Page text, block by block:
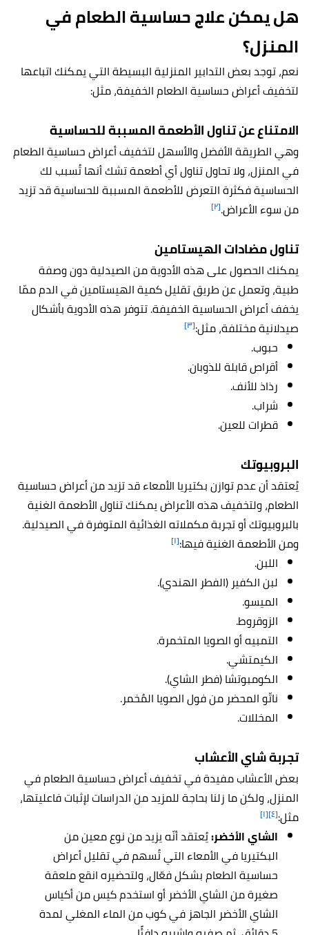
هل يمكن علاج حساسية الطعام في
المنزل؟
نعم، توجد بعض التدابير المنزلية البسيطة التي يمكنك اتباعها
لتخفيف أعراض حساسية الطعام الخفيفة، مثل:
الامتناع عن تناول الأطعمة المسببة للحساسية
وهي الطريقة الأفضل والأسهل لتخفيف أعراض حساسية الطعام
في المنزل، ولا تحاول تناول أي أطعمة تشك أنها تُسبب لك
الحساسية فكثرة التعرض للأطعمة المسببة للحساسية قد تزيد
من سوء الأعراض.[٢]
تناول مضادات الهيستامين
يمكنك الحصول على هذه الأدوية من الصيدلية دون وصفة
طبية، وتعمل عن طريق تقليل كمية الهيستامين في الدم ممّا
يخفف أعراض الحساسية الخفيفة. تتوفر هذه الأدوية بأشكال
صيدلانية مختلفة، مثل:[٣]
حبوب.
أقراص قابلة للذوبان.
رذاذ للأنف.
شراب.
قطرات للعين.
البروبيوتك
يُعتقد أن عدم توازن بكتيريا الأمعاء قد تزيد من أعراض حساسية
الطعام، ولتخفيف هذه الأعراض يمكنك تناول الأطعمة الغنية
بالبروبيوتك أو تجربة مكملاته الغذائية المتوفرة في الصيدلية.
ومن الأطعمة الغنية فيها:[١]
اللبن.
لبن الكفير (الفطر الهندي).
الميسو.
الزوقروط.
التمبيه أو الصويا المتخمرة.
الكيمتشي.
الكومبوتشا (فطر الشاي).
ناتّو المحضر من فول الصويا المُخمر.
المخللات.
تجربة شاي الأعشاب
بعض الأعشاب مفيدة في تخفيف أعراض حساسية الطعام في
المنزل، ولكن ما زلنا بحاجة للمزيد من الدراسات لإثبات فاعليتها،
مثل:[٤] [١]
الشاي الأخضر:يُعتقد أنّه يزيد من نوع معين من
البكتيريا في الأمعاء التي تُسهم في تقليل أعراض
حساسية الطعام بشكل فعّال، ولتحضيره انقع ملعقة
صغيرة من الشاي الأخضر أو استخدم كيس من أكياس
الشاي الأخضر الجاهز في كوب من الماء المغلي لمدة